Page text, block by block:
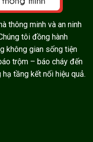
thông minh và an ninh
tôi đồng hành
không gian sống tiện
trộm – báo cháy đến
tầng kết nối hiệu quả.